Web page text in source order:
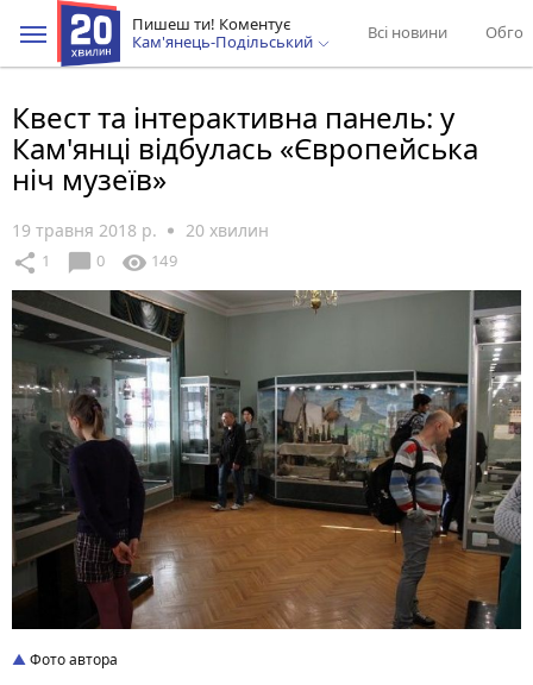
Пишеш ти! Коментує
Кам'янець-Подільський
Всі новини
Квест та інтерактивна панель: у
Кам'янці відбулась «Європейська
ніч музеїв»
19 травня 2018 р. 20 хвилин
share 1 chat_bubble 0 visibility 149
Фото автора